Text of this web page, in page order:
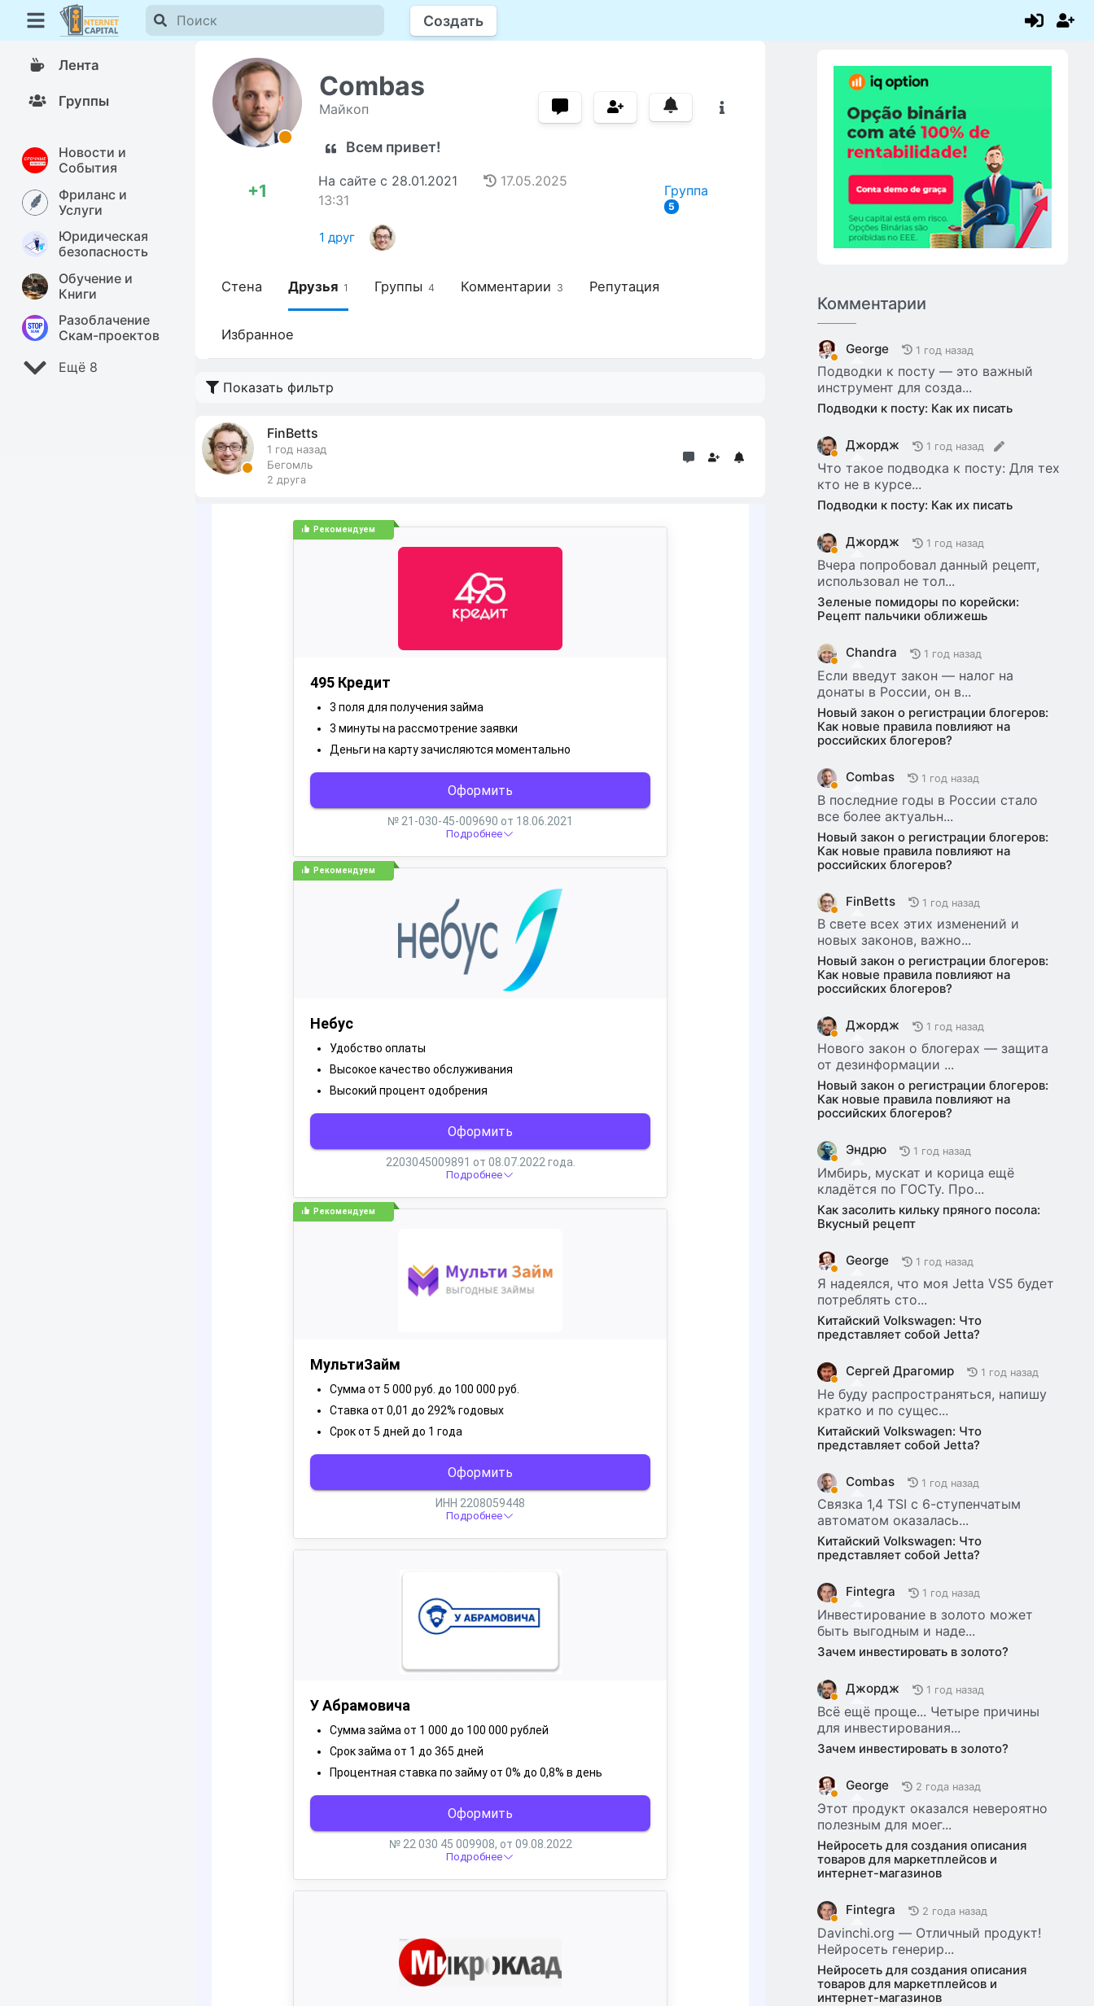
Создать
Лента
Группы
Новости и
События
Фриланс и
Услуги
Юридическая
безопасность
Обучение и
Книги
Разоблачение
Скам-проектов
Ещё 8
Combas
Майкоп
Всем привет!
+1 На сайте с 28.01.2021
17.05.2025
13:31
Группа
5
1 друг
Стена Друзья 1 Группы 4 Комментарии 3 Репутация
Избранное
Показать фильтр
FinBetts
1 год назад
Бегомль
2 друга
Комментарии
George 1 год назад
Подводки к посту — это важный
инструмент для созда...
Подводки к посту: Как их писать
Джордж 1 год назад
Что такое подводка к посту: Для тех
кто не в курсе...
Подводки к посту: Как их писать
Джордж 1 год назад
Вчера попробовал данный рецепт,
использовал не тол...
Зеленые помидоры по корейски:
Рецепт пальчики оближешь
Chandra 1 год назад
Если введут закон — налог на
донаты в России, он в...
Новый закон о регистрации блогеров:
Как новые правила повлияют на
российских блогеров?
Combas 1 год назад
В последние годы в России стало
все более актуальн...
Новый закон о регистрации блогеров:
Как новые правила повлияют на
российских блогеров?
FinBetts 1 год назад
В свете всех этих изменений и
новых законов, важно...
Новый закон о регистрации блогеров:
Как новые правила повлияют на
российских блогеров?
Джордж 1 год назад
Нового закон о блогерах — защита
от дезинформации ...
Новый закон о регистрации блогеров:
Как новые правила повлияют на
российских блогеров?
Эндрю 1 год назад
Имбирь, мускат и корица ещё
кладётся по ГОСТу. Про...
Как засолить кильку пряного посола:
Вкусный рецепт
George 1 год назад
Я надеялся, что моя Jetta VS5 будет
потреблять сто...
Китайский Volkswagen: Что
представляет собой Jetta?
Сергей Драгомир 1 год назад
Не буду распространяться, напишу
кратко и по сущес...
Китайский Volkswagen: Что
представляет собой Jetta?
Combas 1 год назад
Связка 1,4 TSI с 6-ступенчатым
автоматом оказалась...
Китайский Volkswagen: Что
представляет собой Jetta?
Fintegra 1 год назад
Инвестирование в золото может
быть выгодным и наде...
Зачем инвестировать в золото?
Джордж 1 год назад
Всё ещё проще... Четыре причины
для инвестирования...
Зачем инвестировать в золото?
George 2 года назад
Этот продукт оказался невероятно
полезным для моег...
Нейросеть для создания описания
товаров для маркетплейсов и
интернет-магазинов
Fintegra 2 года назад
Davinchi.org — Отличный продукт!
Нейросеть генерир...
Нейросеть для создания описания
товаров для маркетплейсов и
интернет-магазинов